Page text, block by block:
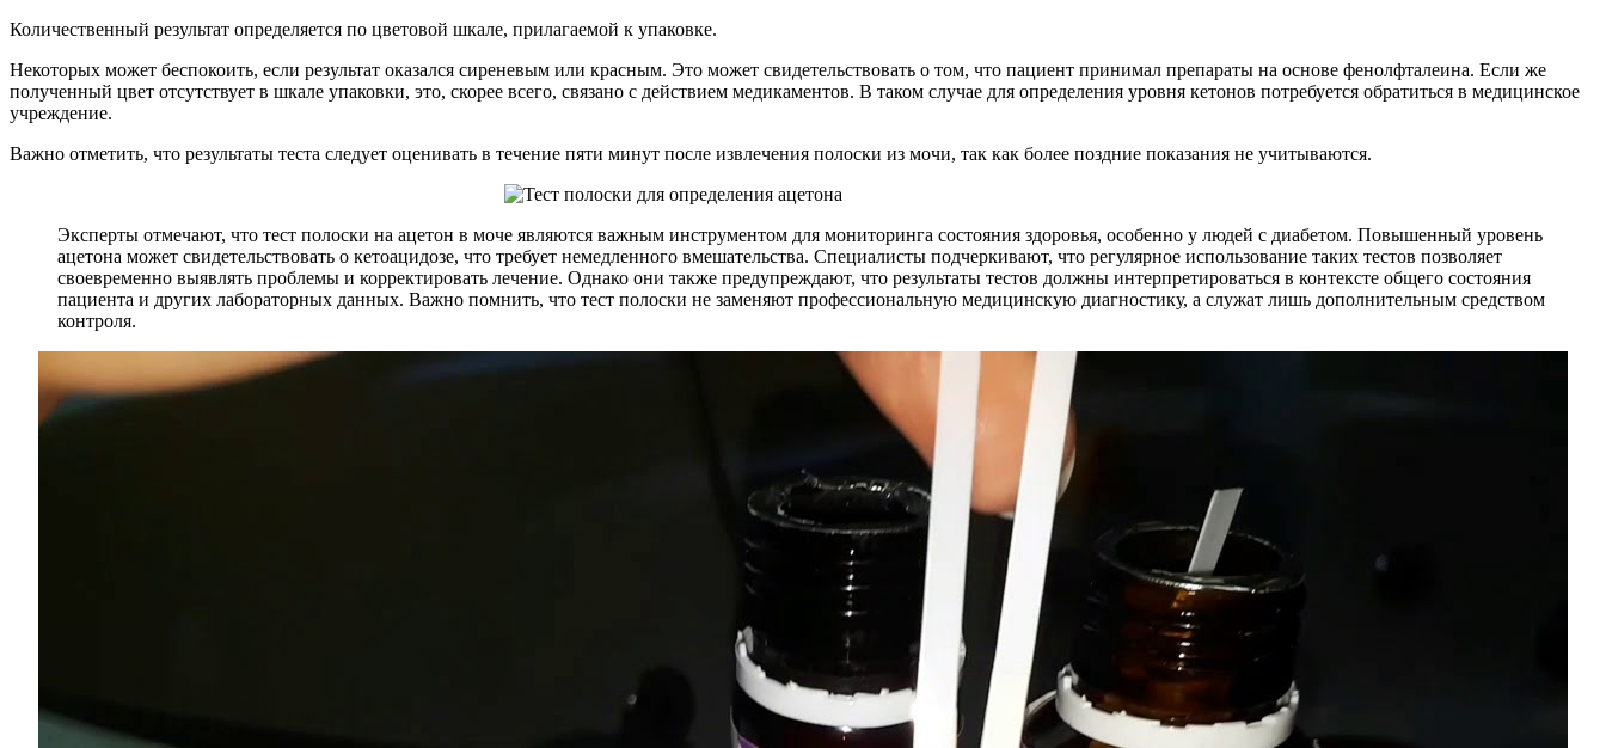
Количественный результат определяется по цветовой шкале, прилагаемой к упаковке.
Некоторых может беспокоить, если результат оказался сиреневым или красным. Это может свидетельствовать о том, что пациент принимал препараты на основе фенолфталеина. Если же
полученный цвет отсутствует в шкале упаковки, это, скорее всего, связано с действием медикаментов. В таком случае для определения уровня кетонов потребуется обратиться в медицинское
учреждение.
Важно отметить, что результаты теста следует оценивать в течение пяти минут после извлечения полоски из мочи, так как более поздние показания не учитываются.
Эксперты отмечают, что тест полоски на ацетон в моче являются важным инструментом для мониторинга состояния здоровья, особенно у людей с диабетом. Повышенный уровень
ацетона может свидетельствовать о кетоацидозе, что требует немедленного вмешательства. Специалисты подчеркивают, что регулярное использование таких тестов позволяет
своевременно выявлять проблемы и корректировать лечение. Однако они также предупреждают, что результаты тестов должны интерпретироваться в контексте общего состояния
пациента и других лабораторных данных. Важно помнить, что тест полоски не заменяют профессиональную медицинскую диагностику, а служат лишь дополнительным средством
контроля.